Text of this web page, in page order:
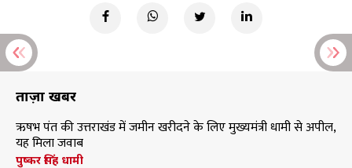
ताज़ा खबरें
ऋषभ पंत की उत्तराखंड में जमीन खरीदने के लिए मुख्यमंत्री धामी से अपील,
यह मिला जवाब
पुष्कर सिंह धामी